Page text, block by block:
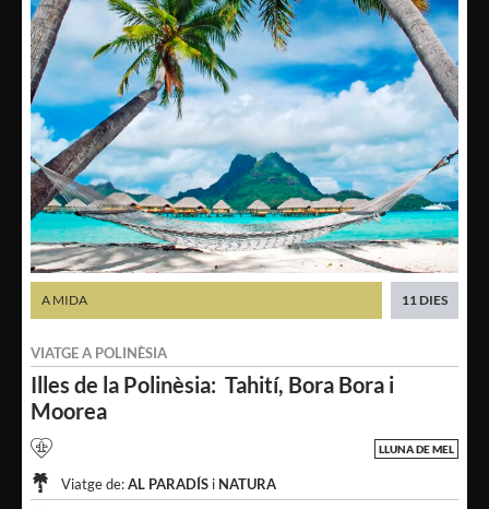
Illes de la Polinèsia: Tahití, Bora Bora i
Moorea
VIATGE A POLINÈSIA
A MIDA 11 DIES
LLUNA DE MEL
Viatge de:AL PARADÍS i NATURA